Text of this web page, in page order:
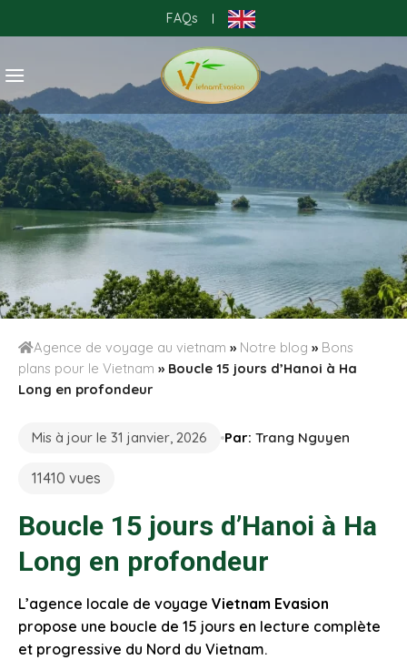
to
FAQs |
Agence de voyage au vietnam » Notre blog » Bons
plans pour le Vietnam » Boucle 15 jours d’Hanoi à Ha
Long en profondeur
Mis à jour le 31 janvier, 2026 Par: Trang Nguyen
11410 vues
Boucle 15 jours d’Hanoi à Ha
Long en profondeur
L’agence locale de voyage Vietnam Evasion
propose une boucle de 15 jours en lecture complète
et progressive du Nord du Vietnam.